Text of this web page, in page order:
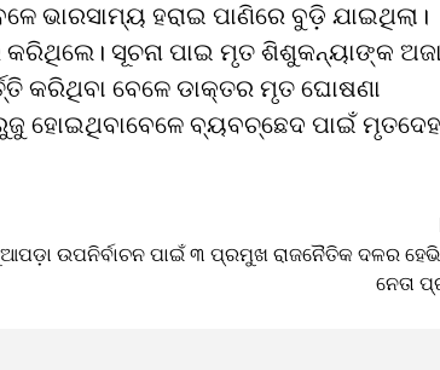
ଭାରସାମ୍ୟ ହରାଇ ପାଣିରେ ବୁଡ଼ି ଯାଇଥିଲା।
କରିଥିଲେ। ସୂଚନା ପାଇ ମୃତ ଶିଶୁକନ୍ୟାଙ୍କ ଅଜା
କରିଥିବା ବେଳେ ଡାକ୍ତର ମୃତ ଘୋଷଣା
ହୋଇଥିବାବେଳେ ବ୍ୟବଚ୍ଛେଦ ପାଇଁ ମୃତଦେହ
ଉପନିର୍ବାଚନ ପାଇଁ ୩ ପ୍ରମୁଖ ରାଜନୈତିକ ଦଳର
ନେତା